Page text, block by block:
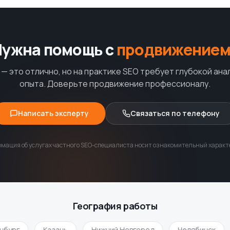
помощь с
это отлично, но на практике SEO требует глубокой
опыта. Доверьте продвижение профессионалу.
Написать эксперту Связаться по телефону
об услугах частного SEO-специалиста носит ознакомительный
География работы